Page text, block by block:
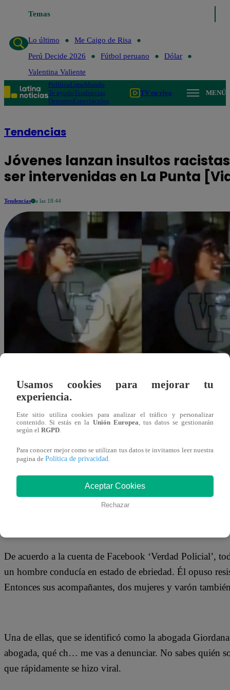
Temas
Lo último
Lo último
Me Caigo de Risa
Perú Decide 2026
Fútbol peruano
Dólar
Valentina Valiente
PolíticaLimaMundo
Te ayudoTendencias
DeportesEspectáculos
TV en vivo MENÚ
Tendencias
Jóvenes lanzan insultos
ser intervenidas en La Punta
Tendencias a las 18:44
Redacción Latina
09 de marzo 2019
Dos mujeres perdieron el control en la puerta de la
De acuerdo a la cuenta de Facebook ‘Verdad Policial’,
un hombre conducía en estado de ebriedad. Él opuso
Entonces sus acompañantes, dos mujeres y varón
Una de ellas, que se identificó como la abogada
abogada, qué ch… me vas a denunciar. No sabes quién
que rápidamente se hizo viral.
Usamos cookies para mejorar tu
experiencia.
Este sitio utiliza cookies para analizar el tráfico y personalizar
contenido. Si estás en la Unión Europea, tus datos se gestionarán
según el RGPD.
Para conocer mejor como se utilizan tus datos te invitamos leer nuestra
pagina de Política de privacidad.
Aceptar Cookies
Rechazar